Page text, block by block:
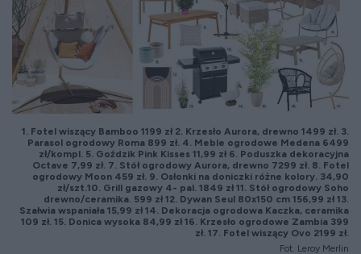
1. Fotel wiszący Bamboo 1199 zł 2. Krzesło Aurora, drewno 1499 zł. 3.
Parasol ogrodowy Roma 899 zł. 4. Meble ogrodowe Medena 6499
zł/kompl. 5. Goździk Pink Kisses 11,99 zł 6. Poduszka dekoracyjna
Octave 7,99 zł. 7. Stół ogrodowy Aurora, drewno 7299 zł. 8. Fotel
ogrodowy Moon 459 zł. 9. Osłonki na doniczki różne kolory. 34,90
zł/szt.10. Grill gazowy 4- pal. 1849 zł 11. Stół ogrodowy Soho
drewno/ceramika. 599 zł 12. Dywan Seul 80x150 cm 156,99 zł 13.
Szałwia wspaniała 15,99 zł 14. Dekoracja ogrodowa Kaczka, ceramika
109 zł. 15. Donica wysoka 84,99 zł 16. Krzesło ogrodowe Zambia 399
zł. 17. Fotel wiszący Ovo 2199 zł.
Fot. Leroy Merlin